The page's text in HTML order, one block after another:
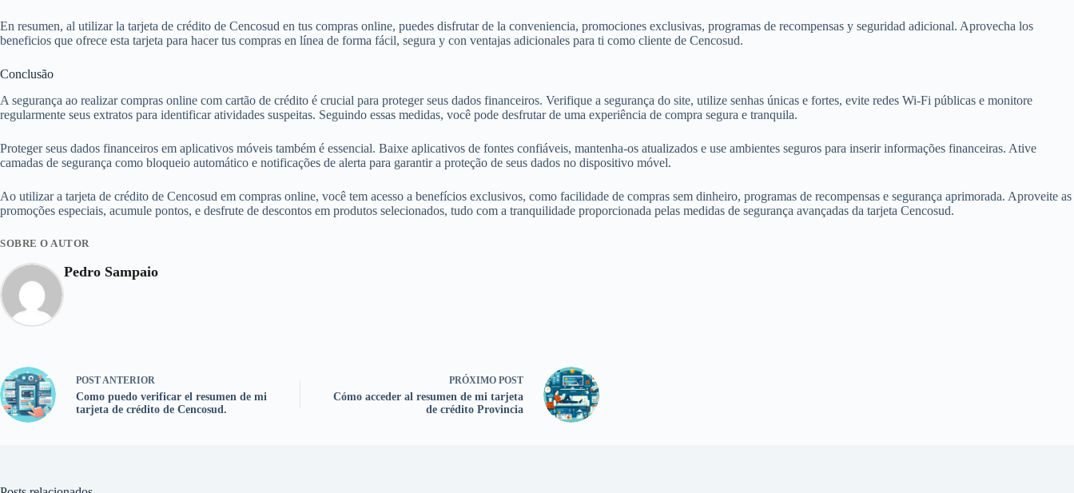
En resumen, al utilizar la tarjeta de crédito de Cencosud en tus compras online, puedes disfrutar de la conveniencia, promociones exclusivas, programas de recompensas y seguridad adicional. Aprovecha los
beneficios que ofrece esta tarjeta para hacer tus compras en línea de forma fácil, segura y con ventajas adicionales para ti como cliente de Cencosud.
Conclusão
A segurança ao realizar compras online com cartão de crédito é crucial para proteger seus dados financeiros. Verifique a segurança do site, utilize senhas únicas e fortes, evite redes Wi-Fi públicas e monitore
regularmente seus extratos para identificar atividades suspeitas. Seguindo essas medidas, você pode desfrutar de uma experiência de compra segura e tranquila.
Proteger seus dados financeiros em aplicativos móveis também é essencial. Baixe aplicativos de fontes confiáveis, mantenha-os atualizados e use ambientes seguros para inserir informações financeiras. Ative
camadas de segurança como bloqueio automático e notificações de alerta para garantir a proteção de seus dados no dispositivo móvel.
Ao utilizar a tarjeta de crédito de Cencosud em compras online, você tem acesso a benefícios exclusivos, como facilidade de compras sem dinheiro, programas de recompensas e segurança aprimorada. Aproveite as
promoções especiais, acumule pontos, e desfrute de descontos em produtos selecionados, tudo com a tranquilidade proporcionada pelas medidas de segurança avançadas da tarjeta Cencosud.
SOBRE O AUTOR
Pedro Sampaio
POSTANTERIOR
Como puedo verificar el resumen de mi
tarjeta de crédito de Cencosud.
PRÓXIMO POST
Cómo acceder al resumen de mi tarjeta
de crédito Provincia